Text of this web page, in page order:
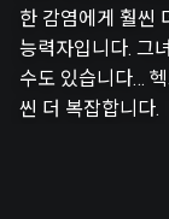
한 감염에게 훨씬
능력자입니다. 그
수도 있습니다…
씬 더 복잡합니다.